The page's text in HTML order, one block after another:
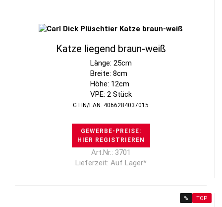
Katze liegend braun-weiß
Länge: 25cm
Breite: 8cm
Höhe: 12cm
VPE: 2 Stück
GTIN/EAN: 4066284037015
GEWERBE-PREISE:
HIER REGISTRIEREN
Art.Nr.: 3701
Lieferzeit: Auf Lager*
% TOP